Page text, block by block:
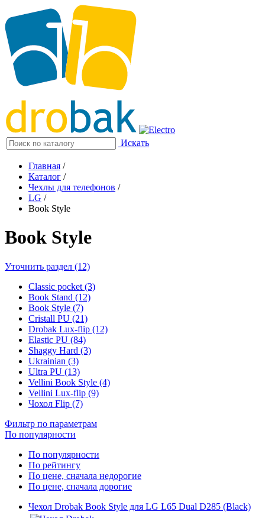
Искать
Главная /
Каталог /
Чехлы для телефонов /
LG /
Book Style
Book Style
Уточнить раздел (12)
Classic pocket (3)
Book Stand (12)
Book Style (7)
Cristall PU (21)
Drobak Lux-flip (12)
Elastic PU (84)
Shaggy Hard (3)
Ukrainian (3)
Ultra PU (13)
Vellini Book Style (4)
Vellini Lux-flip (9)
Чохол Flip (7)
Фильтр по параметрам
По популярности
По популярности
По рейтингу
По цене, сначала недорогие
По цене, сначала дорогие
Чехол Drobak Book Style для LG L65 Dual D285 (Black)